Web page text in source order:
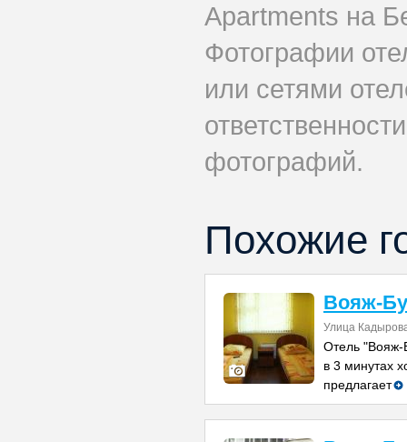
Apartments на
Фотографии
или сетями
фотографий.
Похожие
Вояж-
Улица
Отель "Вояж-
в 3 минутах
предлагает